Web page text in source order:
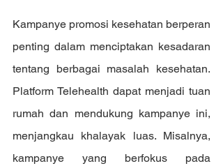
Kampanye promosi kesehatan berperan
penting dalam menciptakan kesadaran
tentang berbagai masalah kesehatan.
Platform Telehealth dapat menjadi tuan
rumah dan mendukung kampanye ini,
menjangkau khalayak luas. Misalnya,
kampanye yang berfokus pada